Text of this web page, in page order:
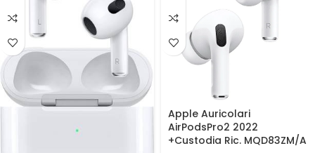
Apple Auricolari
AirPodsPro2 2022
+Custodia Ric. MQD83ZM/A